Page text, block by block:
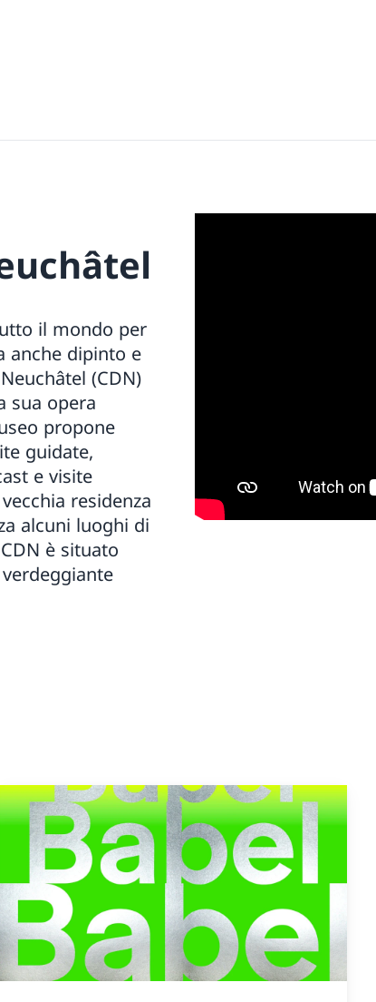
il mondo per
anche dipinto e
(CDN)
sua opera
propone
guidate,
e visite
residenza
alcuni luoghi di
è situato